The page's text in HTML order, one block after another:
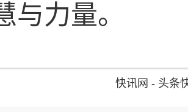
与力量。
快讯网 - 头条